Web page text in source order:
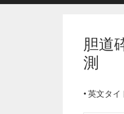
胆道
測
• 英文タイ